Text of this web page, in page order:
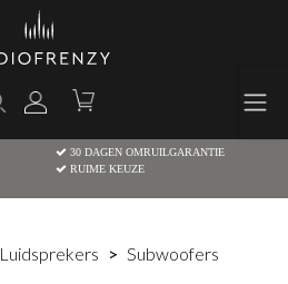
30 DAGEN OMRUILGARANTIE
RUIME KEUZE
Luidsprekers Subwoofers